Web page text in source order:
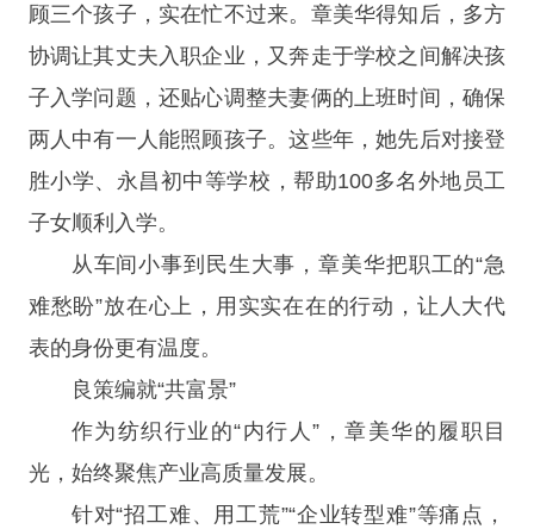
顾三个孩子，实在忙不过来。章美华得知后，多方
协调让其丈夫入职企业，又奔走于学校之间解决孩
子入学问题，还贴心调整夫妻俩的上班时间，确保
两人中有一人能照顾孩子。这些年，她先后对接登
胜小学、永昌初中等学校，帮助100多名外地员工
子女顺利入学。
从车间小事到民生大事，章美华把职工的“急
难愁盼”放在心上，用实实在在的行动，让人大代
表的身份更有温度。
良策编就“共富景”
作为纺织行业的“内行人”，章美华的履职目
光，始终聚焦产业高质量发展。
针对“招工难、用工荒”“企业转型难”等痛点，